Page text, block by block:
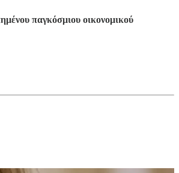
παγκόσμιου οικονομικού